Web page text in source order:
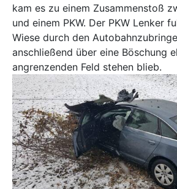
kam es zu einem Zusammenstoß
und einem PKW. Der PKW Lenker
Wiese durch den
anschließend über eine Böschung
angrenzenden Feld stehen blieb.